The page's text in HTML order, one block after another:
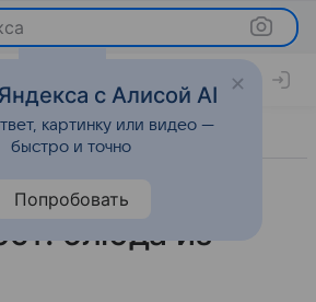
блюда из
с Алисой AI
картинку или видео —
быстро и точно
Попробовать